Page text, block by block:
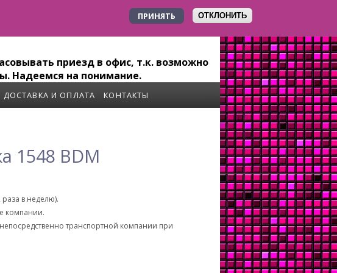
ПРИНЯТЬ ОТКЛОНИТЬ
+7 923 179-6-279
приезд в офис, т.к. возможно
Надеемся на понимание.
ДОСТАВКА И ОПЛАТА КОНТАКТЫ
1548 BDM
в неделю).
компании.
транспортной компании при